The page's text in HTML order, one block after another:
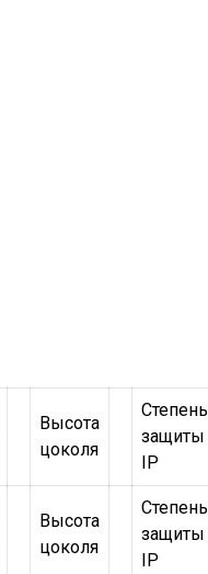
Высота
цоколя
Степень
защиты
IP
Высота
цоколя
Степень
защиты
IP